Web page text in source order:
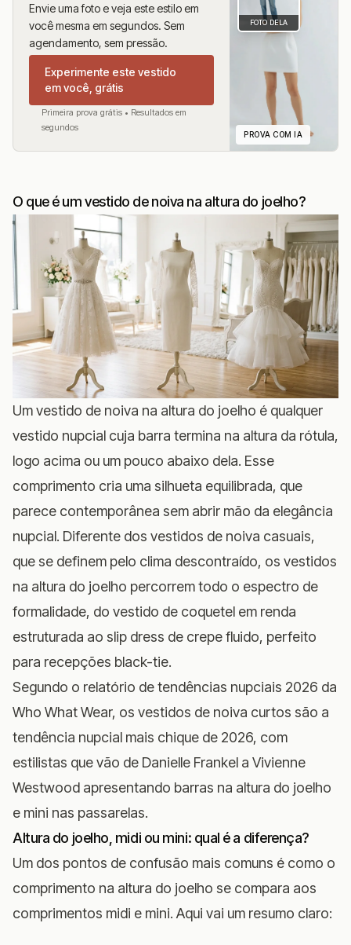
Envie uma foto e veja este estilo em
você mesma em segundos. Sem
agendamento, sem pressão.
Experimente este vestido
em você, grátis
Primeira prova grátis • Resultados em
segundos
FOTO DELA
PROVA COM IA
O que é um vestido de noiva na altura do joelho?
Um vestido de noiva na altura do joelho é qualquer
vestido nupcial cuja barra termina na altura da rótula,
logo acima ou um pouco abaixo dela. Esse
comprimento cria uma silhueta equilibrada, que
parece contemporânea sem abrir mão da elegância
nupcial. Diferente dos vestidos de noiva casuais,
que se definem pelo clima descontraído, os vestidos
na altura do joelho percorrem todo o espectro de
formalidade, do vestido de coquetel em renda
estruturada ao slip dress de crepe fluido, perfeito
para recepções black-tie.
Segundo o relatório de tendências nupciais 2026 da
Who What Wear, os vestidos de noiva curtos são a
tendência nupcial mais chique de 2026, com
estilistas que vão de Danielle Frankel a Vivienne
Westwood apresentando barras na altura do joelho
e mini nas passarelas.
Altura do joelho, midi ou mini: qual é a diferença?
Um dos pontos de confusão mais comuns é como o
comprimento na altura do joelho se compara aos
comprimentos midi e mini. Aqui vai um resumo claro: